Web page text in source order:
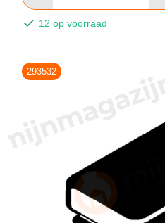
12 op voorraad
293532